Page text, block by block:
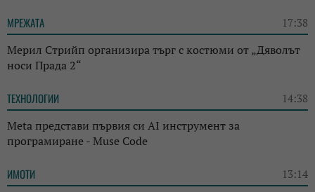
МРЕЖАТА 17:38
Мерил Стрийп организира търг с костюми от „Дяволът
носи Прада 2“
ТЕХНОЛОГИИ 14:38
Meta представи първия си AI инструмент за
програмиране - Muse Code
ИМОТИ 13:14